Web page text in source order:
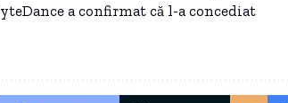
a confirmat că l-a concediat